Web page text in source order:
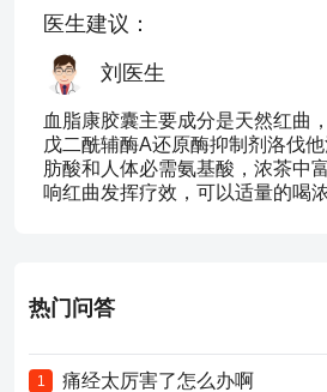
医生建议：
刘医生
血脂康胶囊主要成分是天然红曲
戊二酰辅酶A还原酶抑制剂洛伐
肪酸和人体必需氨基酸，浓茶中
响红曲发挥疗效，可以适量的喝浓
热门问答
1 痛经太厉害了怎么办啊